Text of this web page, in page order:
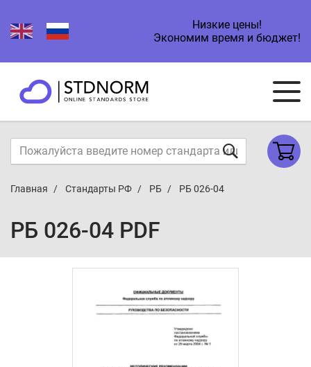
Низкие цены!
Экономим время и бюджет!
Главная Стандарты РФ РБ РБ 026-04
РБ 026-04 PDF